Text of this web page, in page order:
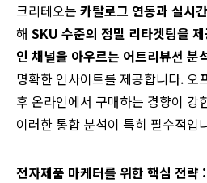
크리테오는 카탈로그 연동과 실시
해 SKU 수준의 정밀 리타겟팅을
인 채널을 아우르는 어트리뷰션 분
명확한 인사이트를 제공합니다. 오
후 온라인에서 구매하는 경향이 강
이러한 통합 분석이 특히 필수적입
전자제품 마케터를 위한 핵심 전략 :